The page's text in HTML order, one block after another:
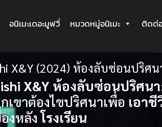
อนิเมะเดอะมูฟวี่ หมวดหมู่อนิเมะ ติดต่
X&Y (2024) ห้องลับซ่อนปริศน
X&Y ห้องลับซ่อนปริศน
เขาต้องไขปริศนาเพื่อ เอา
งหลังโรงเรียน